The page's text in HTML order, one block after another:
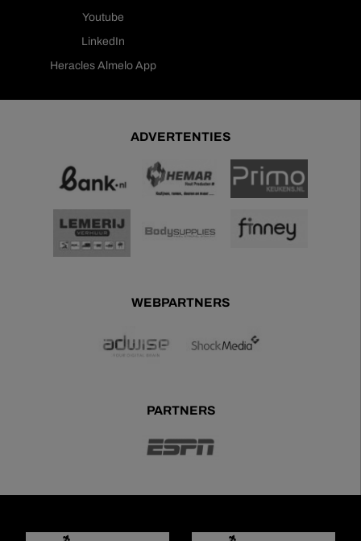
Youtube
LinkedIn
Heracles Almelo App
ADVERTENTIES
WEBPARTNERS
PARTNERS